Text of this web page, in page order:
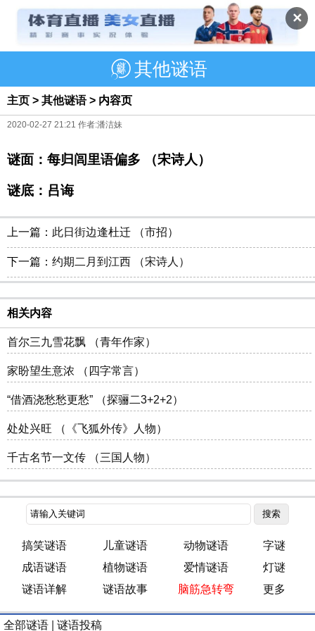
✕
其他谜语
主页 > 其他谜语> 内容页
2020-02-27 21:21 作者:潘洁妹
谜面：每归闾里语偏多 （宋诗人）
谜底：吕诲
上一篇： 此日街边逢杜迁 （市招）
下一篇： 约期二月到江西 （宋诗人）
相关内容
首尔三九雪花飘 （青年作家）
家盼望生意浓 （四字常言）
“借酒浇愁愁更愁” （探骊二3+2+2）
处处兴旺 （《飞狐外传》人物）
千古名节一文传 （三国人物）
搞笑谜语 儿童谜语 动物谜语
字谜
成语谜语
植物谜语 爱情谜语
灯谜
谜语详解
谜语故事 脑筋急转弯 更多
全部谜语 谜语投稿